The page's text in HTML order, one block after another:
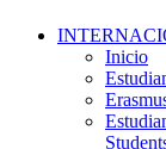
Inicio